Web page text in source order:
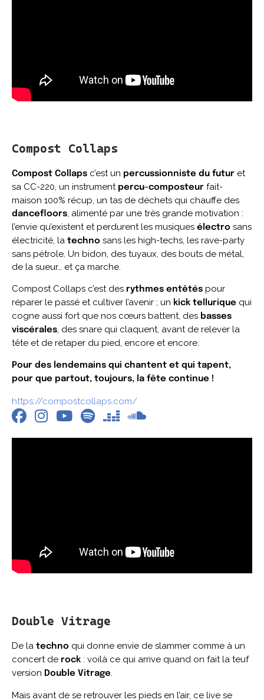
Compost Collaps
Compost Collaps c’est un percussionniste du futur et
sa CC-220, un instrumentpercu-composteur fait-
maison 100% récup, un tas de déchets qui chauffe des
dancefloors, alimenté par une très grande motivation :
l’envie qu’existent et perdurent les musiques électro sans
électricité, la techno sans les high-techs, les rave-party
sans pétrole. Un bidon, des tuyaux, des bouts de métal,
de la sueur… et ça marche.
Compost Collaps c’est des rythmes entêtés pour
réparer le passé et cultiver l’avenir ; un kick tellurique qui
cogne aussi fort que nos cœurs battent, des basses
viscérales, des snare qui claquent, avant de relever la
tête et de retaper du pied, encore et encore.
Pour des lendemains qui chantent et qui tapent,
pour que partout, toujours, la fête continue !
https://compostcollaps.com/
Double Vitrage
De la techno qui donne envie de slammer comme à un
concert de rock : voilà ce qui arrive quand on fait la teuf
version Double Vitrage.
Mais avant de se retrouver les pieds en l’air, ce live se